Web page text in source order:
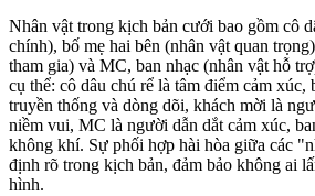
Nhân vật trong kịch bản cưới bao gồm cô
chính), bố mẹ hai bên (nhân vật quan
tham gia) và MC, ban nhạc (nhân vật hỗ
cụ thể: cô dâu chú rể là tâm điểm cảm xúc,
truyền thống và dòng dõi, khách mời là
niềm vui, MC là người dẫn dắt cảm xúc,
không khí. Sự phối hợp hài hòa giữa các
định rõ trong kịch bản, đảm bảo không ai
hình.